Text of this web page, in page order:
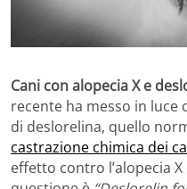
Cani con alopecia X e
recente ha messo in luce
di deslorelina, quello
castrazione chimica dei
effetto contro l’alopecia